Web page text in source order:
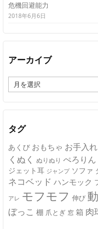
危機回避能力
2018年6月6日
アーカイブ
ー
カ
イ
タグ
あくび おもちゃ お手入れ
くぬく ぬりぬり ぺろりん
ジェット耳 ジャンプ ソファ
ネコベッド ハンモック
アレ モフモフ 伸び
ぼっこ 棚 爪とぎ 窓 箱 肉